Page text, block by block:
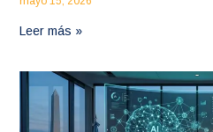
Leer más »